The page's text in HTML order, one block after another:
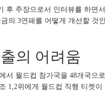
후 주장으로서 인터뷰를 하면
의 3연패를 어떻게 개선할 것
의 어려움
서 월드컵 참가국을 48개국으
1,2위에게 월드컵 직행 티켓